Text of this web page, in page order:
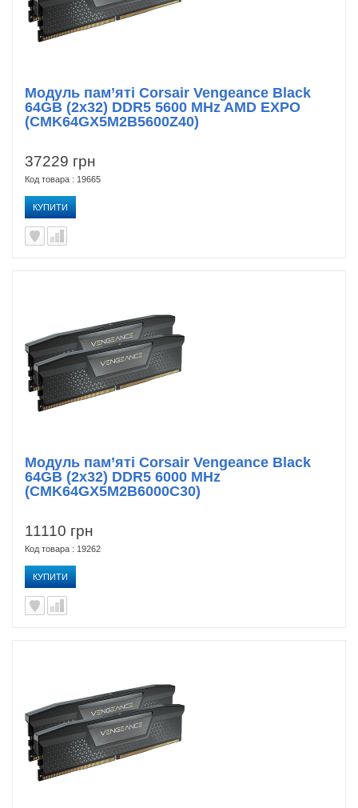
37229 грн
Код товара : 19665
КУПИТИ
Модуль пам’яті Corsair Vengeance Black
64GB (2x32) DDR5 5600 MHz AMD EXPO
(CMK64GX5M2B5600Z40)
11110 грн
Код товара : 19262
КУПИТИ
Модуль пам’яті Corsair Vengeance Black
64GB (2x32) DDR5 6000 MHz
(CMK64GX5M2B6000C30)